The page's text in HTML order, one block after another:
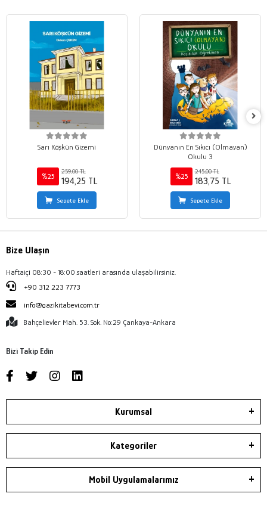
Sarı Köşkün Gizemi
%25
259,00 TL
194,25 TL
Sepete Ekle
Dünyanın En Sıkıcı (Olmayan)
Okulu 3
%25
245,00 TL
183,75 TL
Sepete Ekle
Bize Ulaşın
Haftaiçi 08:30 - 18:00 saatleri arasında ulaşabilirsiniz.
+90 312 223 7773
info@gazikitabevi.com.tr
Bahçelievler Mah. 53. Sok. No:29 Çankaya-Ankara
Bizi Takip Edin
Kurumsal
Kategoriler
Mobil Uygulamalarımız